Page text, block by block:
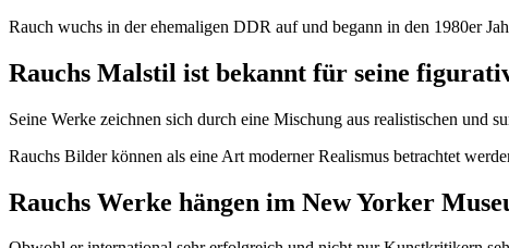
Rauch wuchs in der ehemaligen DDR auf und begann in den 1980er
Rauchs Malstil ist bekannt für seine
Seine Werke zeichnen sich durch eine Mischung aus realistischen und
Rauchs Bilder können als eine Art moderner Realismus betrachtet
Rauchs Werke hängen im New Yorker